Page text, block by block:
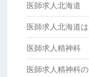
医師求人北海道
医師求人北海道
医師求人精神科
医師求人精神科